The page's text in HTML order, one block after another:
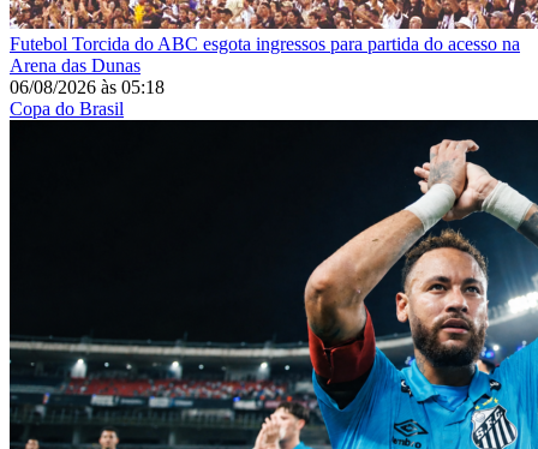
Futebol Torcida do ABC esgota ingressos para partida do acesso na
Arena das Dunas
06/08/2026 às 05:18
Copa do Brasil